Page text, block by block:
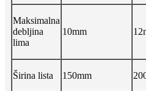
Maksimalna
debljina
lima
10mm
Širina lista 150mm